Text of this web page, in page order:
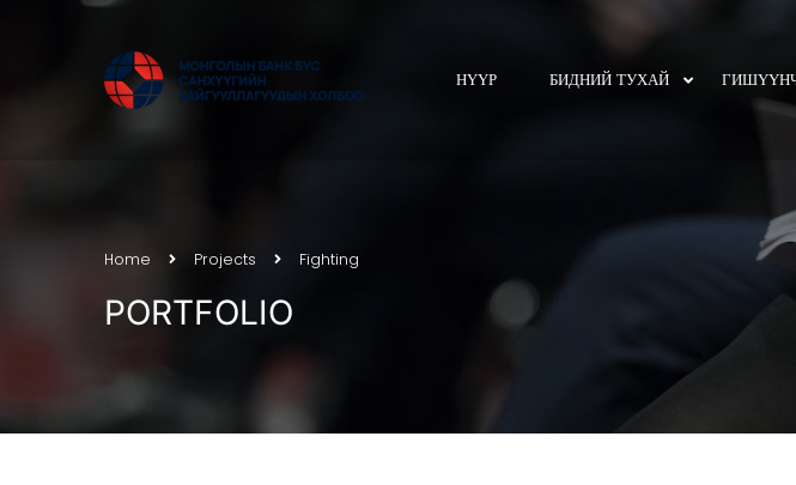
НҮҮР БИДНИЙ ТУХАЙ
Home Projects Fighting
PORTFOLIO